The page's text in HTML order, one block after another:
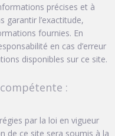
précises et à
garantir l’exactitude,
fournies. En
en cas d’erreur
disponibles sur ce site.
:
par la loi en vigueur
de ce site sera soumis à la